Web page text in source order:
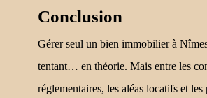
Conclusion
Gérer seul un bien immobilier à
tentant… en théorie. Mais entre les
réglementaires, les aléas locatifs et